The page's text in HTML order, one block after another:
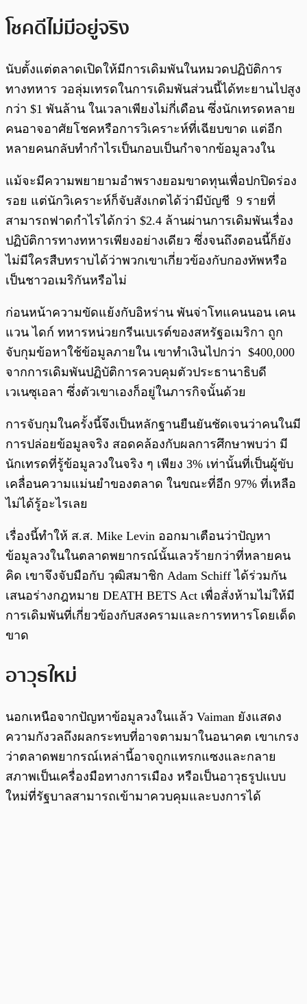
โชคดีไม่มีอยู่จริง
นับตั้งแต่ตลาดเปิดให้มีการเดิมพันในหมวดปฏิบัติการ
ทางทหาร วอลุ่มเทรดในการเดิมพันส่วนนี้ได้ทะยานไปสูง
กว่า $1 พันล้าน ในเวลาเพียงไม่กี่เดือน ซึ่งนักเทรดหลาย
คนอาจอาศัยโชคหรือการวิเคราะห์ที่เฉียบขาด แต่อีก
หลายคนกลับทำกำไรเป็นกอบเป็นกำจากข้อมูลวงใน
แม้จะมีความพยายามอำพรางยอมขาดทุนเพื่อปกปิดร่อง
รอย แต่นักวิเคราะห์ก็จับสังเกตได้ว่ามีบัญชี 9 รายที่
สามารถฟาดกำไรได้กว่า $2.4 ล้านผ่านการเดิมพันเรื่อง
ปฏิบัติการทางทหารเพียงอย่างเดียว ซึ่งจนถึงตอนนี้ก็ยัง
ไม่มีใครสืบทราบได้ว่าพวกเขาเกี่ยวข้องกับกองทัพหรือ
เป็นชาวอเมริกันหรือไม่
ก่อนหน้าความขัดแย้งกับอิหร่าน พันจ่าโทแคนนอน เคน
แวน ไดก์ ทหารหน่วยกรีนเบเรต์ของสหรัฐอเมริกา ถูก
จับกุมข้อหาใช้ข้อมูลภายใน เขาทำเงินไปกว่า $400,000
จากการเดิมพันปฏิบัติการควบคุมตัวประธานาธิบดี
เวเนซุเอลา ซึ่งตัวเขาเองก็อยู่ในภารกิจนั้นด้วย
การจับกุมในครั้งนี้จึงเป็นหลักฐานยืนยันชัดเจนว่าคนในมี
การปล่อยข้อมูลจริง สอดคล้องกับผลการศึกษาพบว่า มี
นักเทรดที่รู้ข้อมูลวงในจริง ๆ เพียง 3% เท่านั้นที่เป็นผู้ขับ
เคลื่อนความแม่นยำของตลาด ในขณะที่อีก 97% ที่เหลือ
ไม่ได้รู้อะไรเลย
เรื่องนี้ทำให้ ส.ส. Mike Levin ออกมาเตือนว่าปัญหา
ข้อมูลวงในในตลาดพยากรณ์นั้นเลวร้ายกว่าที่หลายคน
คิด เขาจึงจับมือกับ วุฒิสมาชิก Adam Schiff ได้ร่วมกัน
เสนอร่างกฎหมาย DEATH BETS Act เพื่อสั่งห้ามไม่ให้มี
การเดิมพันที่เกี่ยวข้องกับสงครามและการทหารโดยเด็ด
ขาด
อาวุธใหม่
นอกเหนือจากปัญหาข้อมูลวงในแล้ว Vaiman ยังแสดง
ความกังวลถึงผลกระทบที่อาจตามมาในอนาคต เขาเกรง
ว่าตลาดพยากรณ์เหล่านี้อาจถูกแทรกแซงและกลาย
สภาพเป็นเครื่องมือทางการเมือง หรือเป็นอาวุธรูปแบบ
ใหม่ที่รัฐบาลสามารถเข้ามาควบคุมและบงการได้